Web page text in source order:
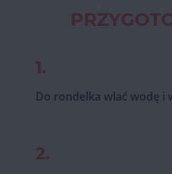
1.
Do rondelka wlać wodę i
2.